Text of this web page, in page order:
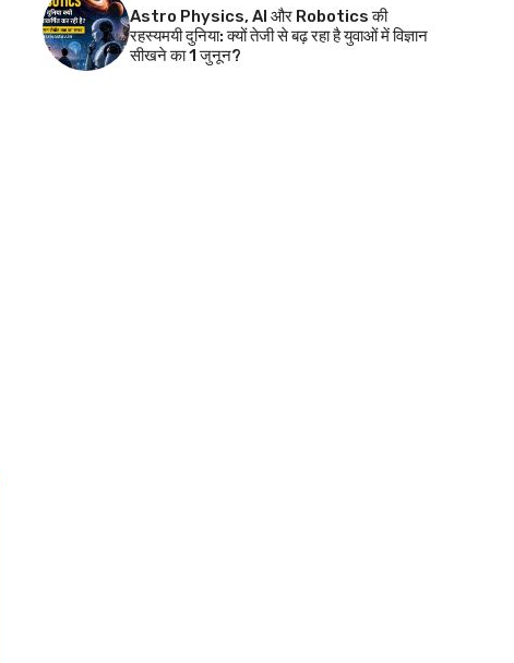
Astro Physics, AI और Robotics की
रहस्यमयी दुनिया: क्यों तेजी से बढ़ रहा है युवाओं में विज्ञान
सीखने का 1 जुनून?